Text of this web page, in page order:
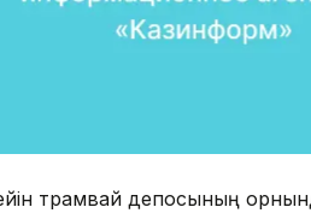
трамвай депосының